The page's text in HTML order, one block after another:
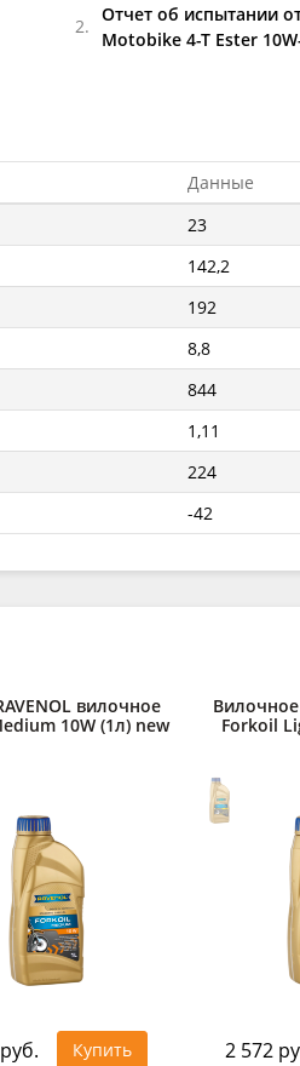
2.
Отчет об испытании
Motobike 4-T Ester
Данные
23
142,2
192
8,8
844
1,11
224
-42
вилочное
10W (1л) new
Купить
Вилочное
Forkoil
2 572